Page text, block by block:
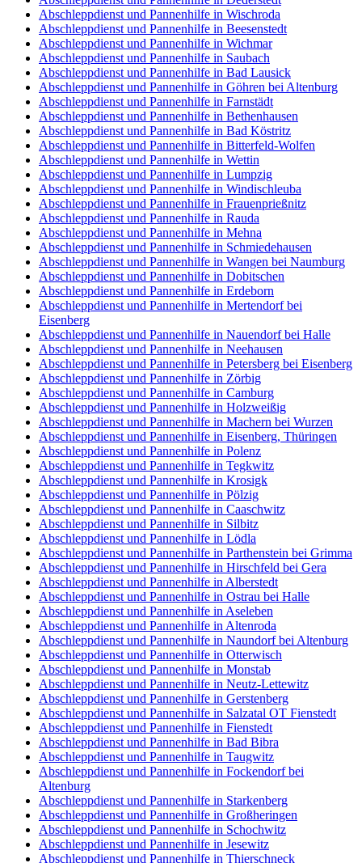
Abschleppdienst und Pannenhilfe in Wischroda
Abschleppdienst und Pannenhilfe in Beesenstedt
Abschleppdienst und Pannenhilfe in Wichmar
Abschleppdienst und Pannenhilfe in Saubach
Abschleppdienst und Pannenhilfe in Bad Lausick
Abschleppdienst und Pannenhilfe in Göhren bei Altenburg
Abschleppdienst und Pannenhilfe in Farnstädt
Abschleppdienst und Pannenhilfe in Bethenhausen
Abschleppdienst und Pannenhilfe in Bad Köstritz
Abschleppdienst und Pannenhilfe in Bitterfeld-Wolfen
Abschleppdienst und Pannenhilfe in Wettin
Abschleppdienst und Pannenhilfe in Lumpzig
Abschleppdienst und Pannenhilfe in Windischleuba
Abschleppdienst und Pannenhilfe in Frauenprießnitz
Abschleppdienst und Pannenhilfe in Rauda
Abschleppdienst und Pannenhilfe in Mehna
Abschleppdienst und Pannenhilfe in Schmiedehausen
Abschleppdienst und Pannenhilfe in Wangen bei Naumburg
Abschleppdienst und Pannenhilfe in Dobitschen
Abschleppdienst und Pannenhilfe in Erdeborn
Abschleppdienst und Pannenhilfe in Mertendorf bei
Eisenberg
Abschleppdienst und Pannenhilfe in Nauendorf bei Halle
Abschleppdienst und Pannenhilfe in Neehausen
Abschleppdienst und Pannenhilfe in Petersberg bei Eisenberg
Abschleppdienst und Pannenhilfe in Zörbig
Abschleppdienst und Pannenhilfe in Camburg
Abschleppdienst und Pannenhilfe in Holzweißig
Abschleppdienst und Pannenhilfe in Machern bei Wurzen
Abschleppdienst und Pannenhilfe in Eisenberg, Thüringen
Abschleppdienst und Pannenhilfe in Polenz
Abschleppdienst und Pannenhilfe in Tegkwitz
Abschleppdienst und Pannenhilfe in Krosigk
Abschleppdienst und Pannenhilfe in Pölzig
Abschleppdienst und Pannenhilfe in Caaschwitz
Abschleppdienst und Pannenhilfe in Silbitz
Abschleppdienst und Pannenhilfe in Lödla
Abschleppdienst und Pannenhilfe in Parthenstein bei Grimma
Abschleppdienst und Pannenhilfe in Hirschfeld bei Gera
Abschleppdienst und Pannenhilfe in Alberstedt
Abschleppdienst und Pannenhilfe in Ostrau bei Halle
Abschleppdienst und Pannenhilfe in Aseleben
Abschleppdienst und Pannenhilfe in Altenroda
Abschleppdienst und Pannenhilfe in Naundorf bei Altenburg
Abschleppdienst und Pannenhilfe in Otterwisch
Abschleppdienst und Pannenhilfe in Monstab
Abschleppdienst und Pannenhilfe in Neutz-Lettewitz
Abschleppdienst und Pannenhilfe in Gerstenberg
Abschleppdienst und Pannenhilfe in Salzatal OT Fienstedt
Abschleppdienst und Pannenhilfe in Fienstedt
Abschleppdienst und Pannenhilfe in Bad Bibra
Abschleppdienst und Pannenhilfe in Taugwitz
Abschleppdienst und Pannenhilfe in Fockendorf bei
Altenburg
Abschleppdienst und Pannenhilfe in Starkenberg
Abschleppdienst und Pannenhilfe in Großheringen
Abschleppdienst und Pannenhilfe in Schochwitz
Abschleppdienst und Pannenhilfe in Jesewitz
Abschleppdienst und Pannenhilfe in Thierschneck